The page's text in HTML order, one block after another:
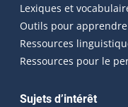
Lexiques et
Outils pour
Ressources
Ressources pour le
Sujets d’intérêt